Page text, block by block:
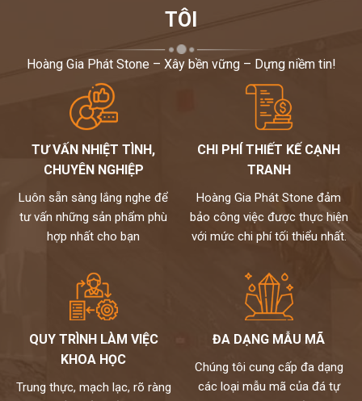
TÔI
Hoàng Gia Phát Stone – Xây bền vững – Dựng niềm tin!
TƯ VẤN NHIỆT TÌNH,
CHUYÊN NGHIỆP
Luôn sẵn sàng lắng nghe để
tư vấn những sản phẩm phù
hợp nhất cho bạn
CHI PHÍ THIẾT KẾ CẠNH
TRANH
Hoàng Gia Phát Stone đảm
bảo công việc được thực hiện
với mức chi phí tối thiểu nhất.
QUY TRÌNH LÀM VIỆC
KHOA HỌC
Trung thực, mạch lạc, rõ ràng
ĐA DẠNG MẪU MÃ
Chúng tôi cung cấp đa dạng
các loại mẫu mã của đá tự